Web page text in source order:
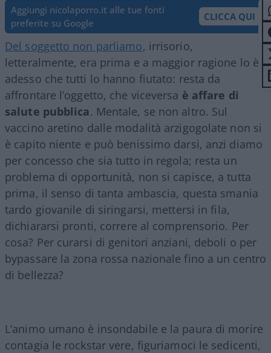
Aggiungi nicolaporro.it alle tue fonti
preferite su Google
CLICCA QUI
Del soggetto non parliamo, irrisorio,
letteralmente, era prima e a maggior ragione lo è
adesso che tutti lo hanno fiutato: resta da
affrontare l’oggetto, che viceversa è affare di
salute pubblica. Mentale, se non altro. Sul
vaccino aretino dalle modalità arzigogolate non si
è capito niente e può benissimo darsi, anzi diamo
per concesso che sia tutto in regola; resta un
problema di opportunità, non si capisce, a tutta
prima, il senso di tanta ambascia, questa smania
tardo giovanile di siringarsi, mettersi in fila,
dichiararsi pronti, correre al comprensorio. Per
cosa? Per curarsi di genitori anziani, deboli o per
bypassare la zona rossa nazionale fino a un centro
di bellezza?
L’animo umano è insondabile e la paura di morire
contagia le rockstar vere, figuriamoci le sedicenti,